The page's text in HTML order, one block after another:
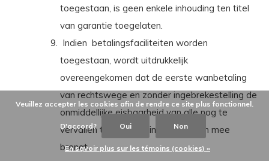
toegestaan, is geen enkele inhouding ten titel
van garantie toegelaten.
Indien betalingsfaciliteiten worden
toegestaan, wordt uitdrukkelijk
overeengekomen dat de eerste wanbetaling
van rechtswege en zonder ingebrekestelling de
onmiddellijke eisbaarheid van alle nog te
vervallen termijnbetalingen met zich mee
brengt.
Veuillez accepter les cookies afin de rendre ce site plus fonctionnel.
D'accord? Oui Non
En savoir plus sur les témoins (cookies) »